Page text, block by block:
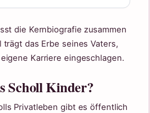
die Kernbiografie zusammen
trägt das Erbe seines Vaters,
Karriere eingeschlagen.
Scholl Kinder?
Privatleben gibt es öffentlich